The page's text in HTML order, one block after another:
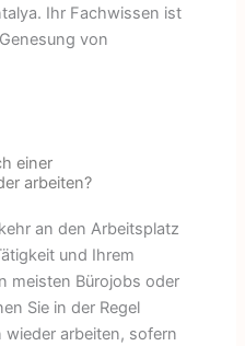
Ihr Fachwissen ist
von
einer
arbeiten?
an den Arbeitsplatz
und Ihrem
meisten Bürojobs oder
Sie in der Regel
wieder arbeiten, sofern